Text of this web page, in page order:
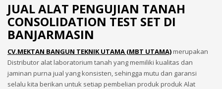
JUAL ALAT PENGUJIAN TANAH
CONSOLIDATION TEST SET DI
BANJARMASIN
CV.MEKTAN BANGUN TEKNIK UTAMA (MBT UTAMA)merupakan
Distributor alat laboratorium tanah yang memiliki kualitas dan
jaminan purna jual yang konsisten, sehingga mutu dan garansi
selalu kita berikan untuk setiap pembelian produk produk Alat